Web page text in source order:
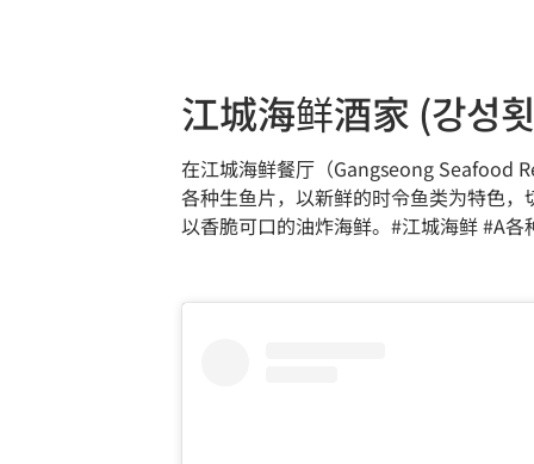
江城海鲜酒家 (강성
在江城海鲜餐厅（Gangseong Seafood
各种生鱼片，以新鲜的时令鱼类为特色
以香脆可口的油炸海鲜。#江城海鲜 #A